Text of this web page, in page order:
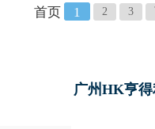
首页 1 2 3
广州HK亨